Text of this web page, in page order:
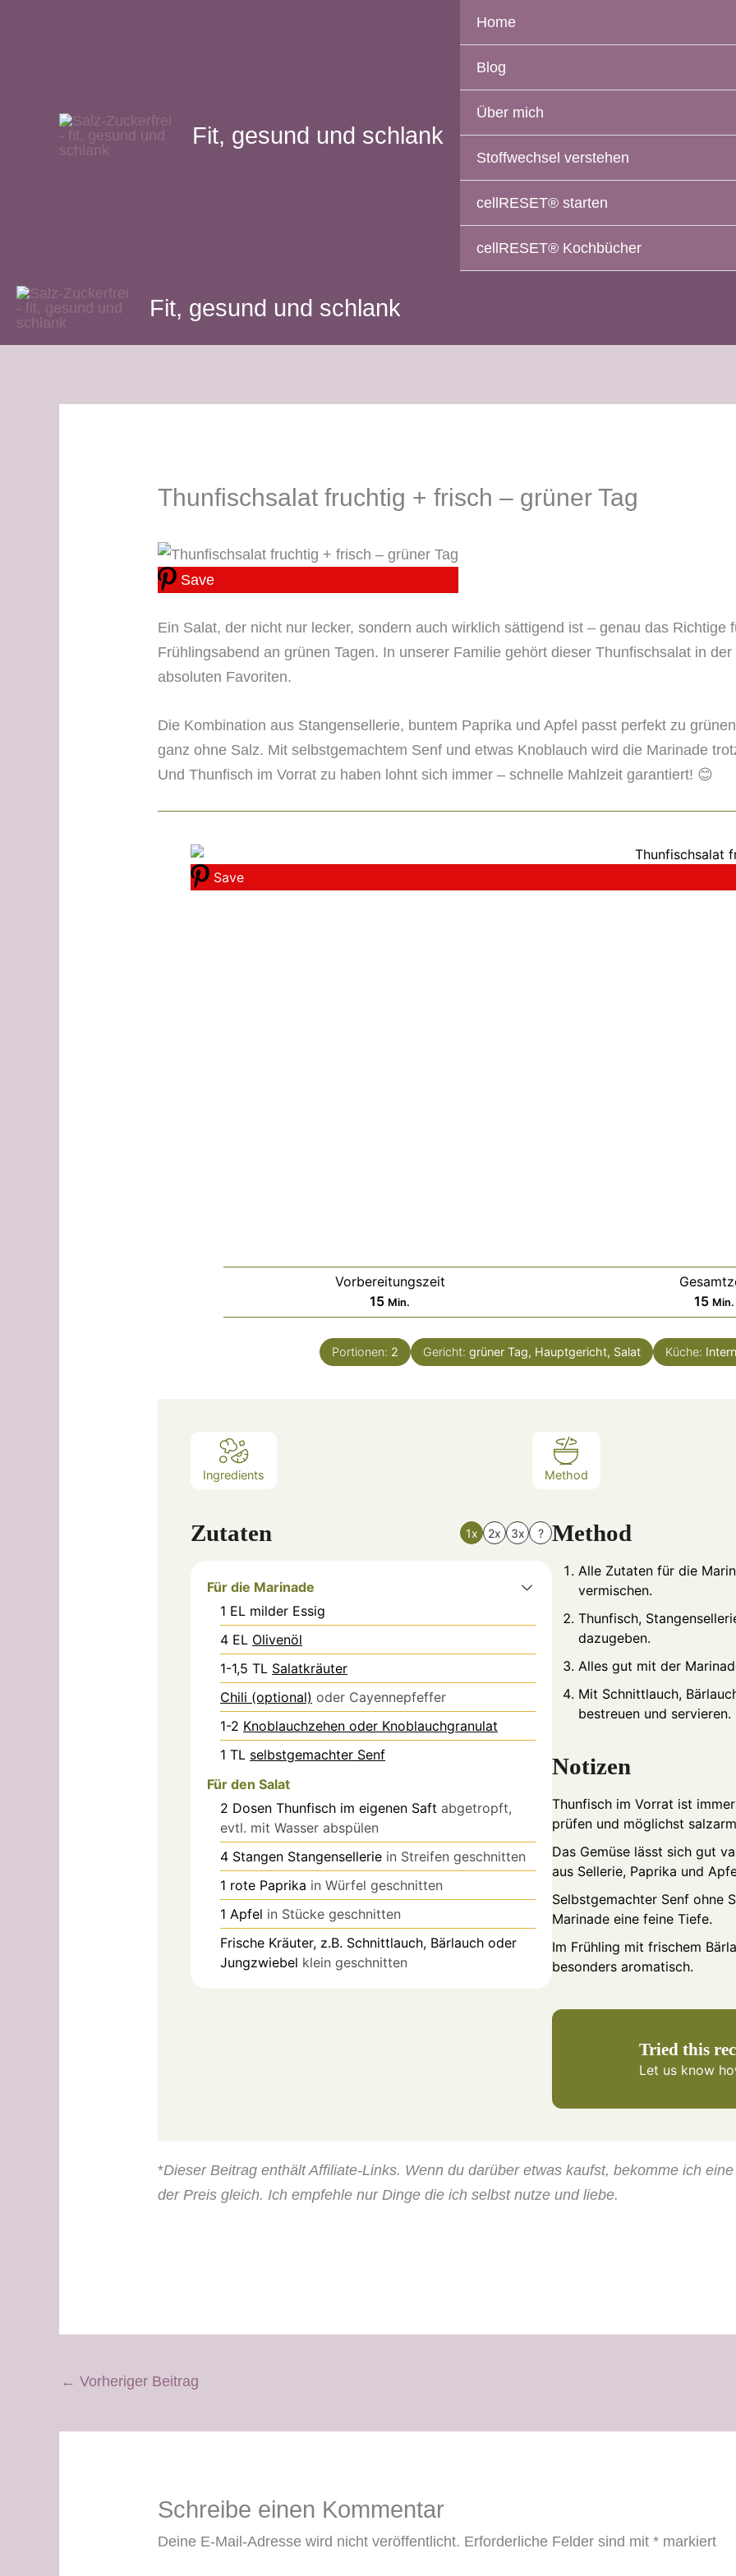
Fit, gesund und schlank
Home
Blog
Über mich
Stoffwechsel verstehen
cellRESET® starten
cellRESET® Kochbücher
Fit, gesund und schlank
Thunfischsalat fruchtig + frisch – grüner Tag
Save
Ein Salat, der nicht nur lecker, sondern auch wirklich sättigend ist – genau das Richtige
Frühlingsabend an grünen Tagen. In unserer Familie gehört dieser Thunfischsalat in
absoluten Favoriten.
Die Kombination aus Stangensellerie, buntem Paprika und Apfel passt perfekt zu
ganz ohne Salz. Mit selbstgemachtem Senf und etwas Knoblauch wird die Marinade
Und Thunfisch im Vorrat zu haben lohnt sich immer – schnelle Mahlzeit garantiert! 😊
Save
Vorbereitungszeit
15Minuten
Min.
15 Min.
Portionen: 2 Gericht: grüner Tag, Hauptgericht, Salat Küche:
Ingredients Method
Zutaten 1x 2x 3x ?
Für die Marinade
1 EL milder Essig
4 EL Olivenöl
1-1,5 TL Salatkräuter
Chili (optional) oder Cayennepfeffer
1-2 Knoblauchzehen oder Knoblauchgranulat
1 TL selbstgemachter Senf
Für den Salat
2 DosenThunfisch im eigenen Saft abgetropft,
evtl. mit Wasser abspülen
4 Stangen Stangensellerie in Streifen geschnitten
1 rote Paprika in Würfel geschnitten
1 Apfel in Stücke geschnitten
Frische Kräuter, z.B. Schnittlauch, Bärlauch oder
Jungzwiebel klein geschnitten
Method
Alle Zutaten für die
vermischen.
Thunfisch,
dazugeben.
Alles gut mit der
Mit Schnittlauch,
bestreuen und servieren.
Notizen
Thunfisch im Vorrat ist
prüfen und möglichst
Das Gemüse lässt sich gut
aus Sellerie, Paprika und
Selbstgemachter Senf ohne
Marinade eine feine Tiefe.
Im Frühling mit frischem
besonders aromatisch.
Tried this
Let us know
*Dieser Beitrag enthält Affiliate-Links. Wenn du darüber etwas kaufst, bekomme ich
der Preis gleich. Ich empfehle nur Dinge die ich selbst nutze und liebe.
← Vorheriger Beitrag
Schreibe einen Kommentar
Deine E-Mail-Adresse wird nicht veröffentlicht. Erforderliche Felder sind mit* markiert